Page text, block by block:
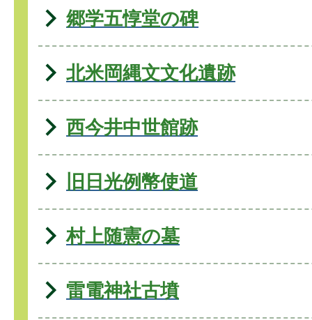
郷学五惇堂の碑
北米岡縄文文化遺跡
西今井中世館跡
旧日光例幣使道
村上随憲の墓
雷電神社古墳